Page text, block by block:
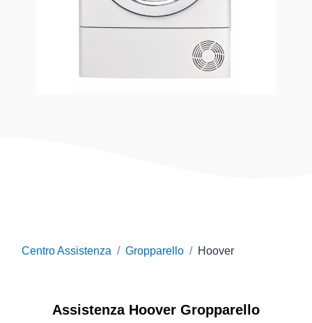
Centro Assistenza Gropparello Hoover
Assistenza Hoover Gropparello